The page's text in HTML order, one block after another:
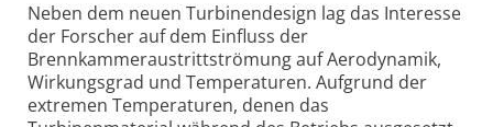
Neben dem neuen Turbinendesign lag das Interesse
der Forscher auf dem Einfluss der
Brennkammeraustrittströmung auf Aerodynamik,
Wirkungsgrad und Temperaturen. Aufgrund der
extremen Temperaturen, denen das